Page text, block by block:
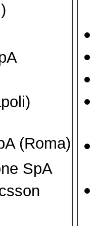
(Roma)
SpA